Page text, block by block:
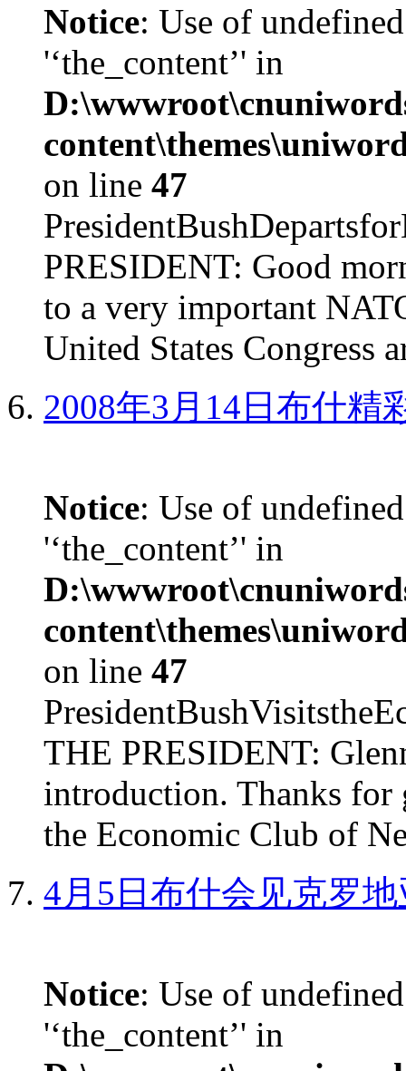
Notice: Use of
'‘the_content’' in
on line 47
PRESIDENT: Good
to a very important
United States Congress
2008年3月14日布什精
Notice: Use of
'‘the_content’' in
on line 47
THE PRESIDENT:
introduction. Thanks for
the Economic Club of
4月5日布什会见克罗
Notice: Use of
'‘the_content’' in